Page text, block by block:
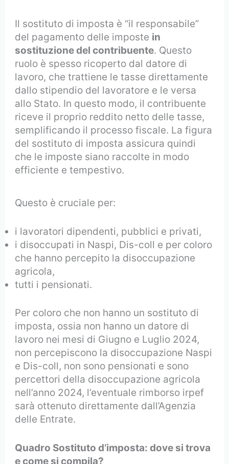
Il sostituto di imposta è “il responsabile”
del pagamento delle imposte in
sostituzione del contribuente. Questo
ruolo è spesso ricoperto dal datore di
lavoro, che trattiene le tasse direttamente
dallo stipendio del lavoratore e le versa
allo Stato. In questo modo, il contribuente
riceve il proprio reddito netto delle tasse,
semplificando il processo fiscale. La figura
del sostituto di imposta assicura quindi
che le imposte siano raccolte in modo
efficiente e tempestivo.
Questo è cruciale per:
i lavoratori dipendenti, pubblici e privati,
i disoccupati in Naspi, Dis-coll e per coloro
che hanno percepito la disoccupazione
agricola,
tutti i pensionati.
Per coloro che non hanno un sostituto di
imposta, ossia non hanno un datore di
lavoro nei mesi di Giugno e Luglio 2024,
non percepiscono la disoccupazione Naspi
e Dis-coll, non sono pensionati e sono
percettori della disoccupazione agricola
nell’anno 2024, l’eventuale rimborso irpef
sarà ottenuto direttamente dall’Agenzia
delle Entrate.
Quadro Sostituto d’imposta: dove si trova
e come si compila?